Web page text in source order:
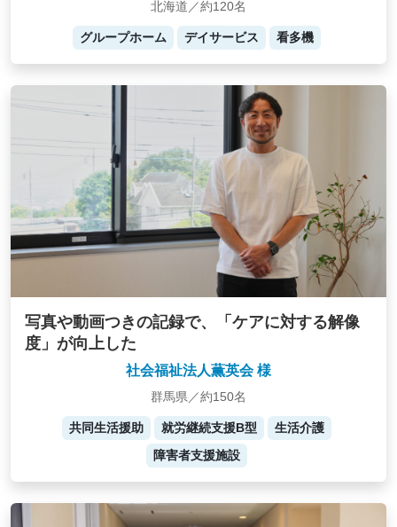
北海道／約120名
グループホーム デイサービス 看多機
写真や動画つきの記録で、「ケアに対する解像
度」が向上した
社会福祉法人薫英会 様
群馬県／約150名
共同生活援助 就労継続支援B型
生活介護
障害者支援施設